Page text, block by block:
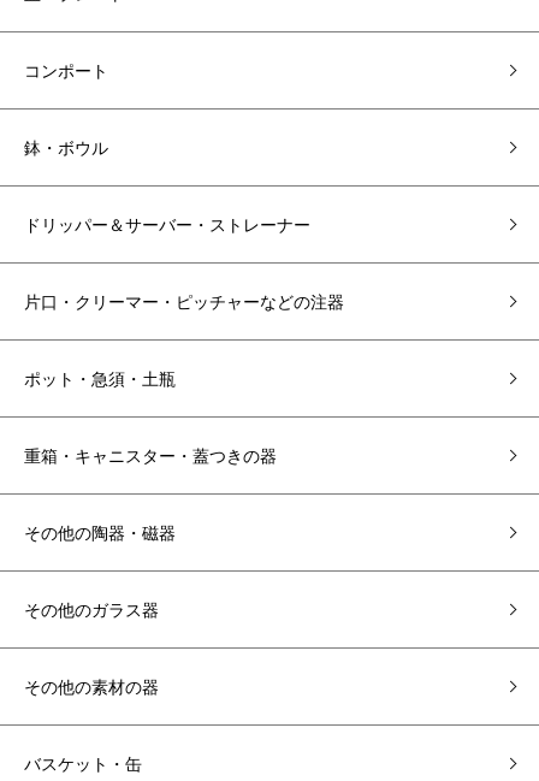
コンポート
鉢・ボウル
ドリッパー＆サーバー・ストレーナー
片口・クリーマー・ピッチャーなどの注器
ポット・急須・土瓶
重箱・キャニスター・蓋つきの器
その他の陶器・磁器
その他のガラス器
その他の素材の器
バスケット・缶